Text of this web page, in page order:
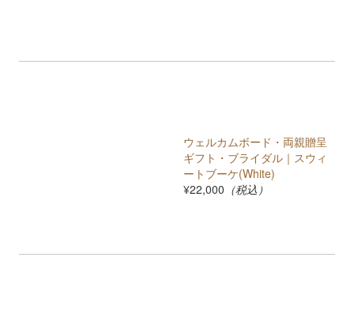
ウェルカムボード・両親贈呈
ギフト・ブライダル｜スウィ
ートブーケ(White)
¥22,000 （税込）